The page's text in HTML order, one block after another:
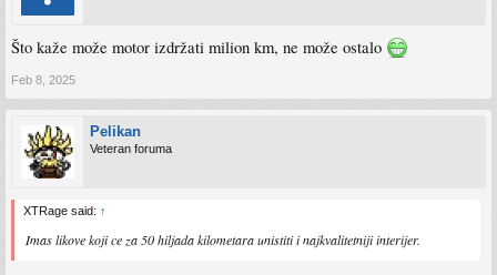
Što kaže može motor izdržati milion km, ne može ostalo
Feb 8, 2025
Pelikan
Veteran foruma
XTRage said: ↑
Imas likove koji ce za 50 hiljada kilometara unistiti i najkvalitetniji interijer.